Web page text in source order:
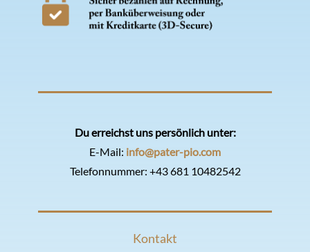
Du erreichst uns persönlich unter:
E-Mail: info@pater-pio.com
Telefonnummer: +43 681 10482542
Kontakt